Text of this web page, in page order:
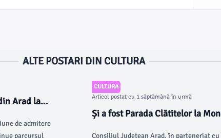
ALTE POSTARI DIN CULTURA
Arad la
de admitere
parcursul
CULTURA
Articol postat cu 1 săptămână în urmă
Și a fost Parada Clătitelor la
Consiliul Județean Arad, în parteneriat